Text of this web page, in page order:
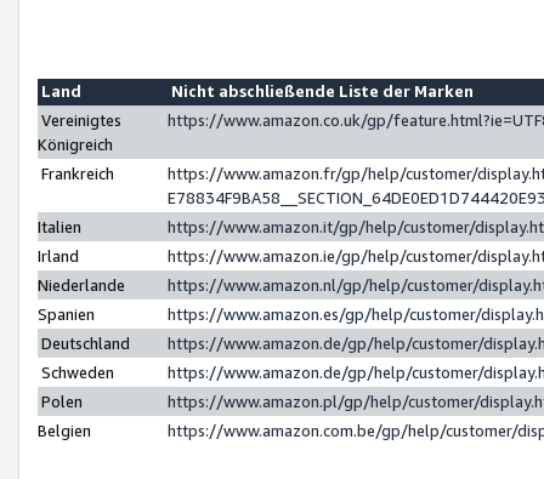
Land
Nicht abschließende Liste der Marken
Vereinigtes
Königreich
https://www.amazon.co.uk/gp/
Frankreich
https://www.amazon.fr/gp/help/customer/
Italien
https://www.amazon.it/gp/help/customer/
Irland
https://www.amazon.ie/gp/help/customer/
Niederlande
https://www.amazon.nl/gp/help/customer/
Spanien
https://www.amazon.es/gp/help/customer/
Deutschland
https://www.amazon.de/gp/help/customer/
Schweden
https://www.amazon.de/gp/help/customer/
Polen
https://www.amazon.pl/gp/help/customer/
Belgien
https://www.amazon.com.be/gp/help/customer/